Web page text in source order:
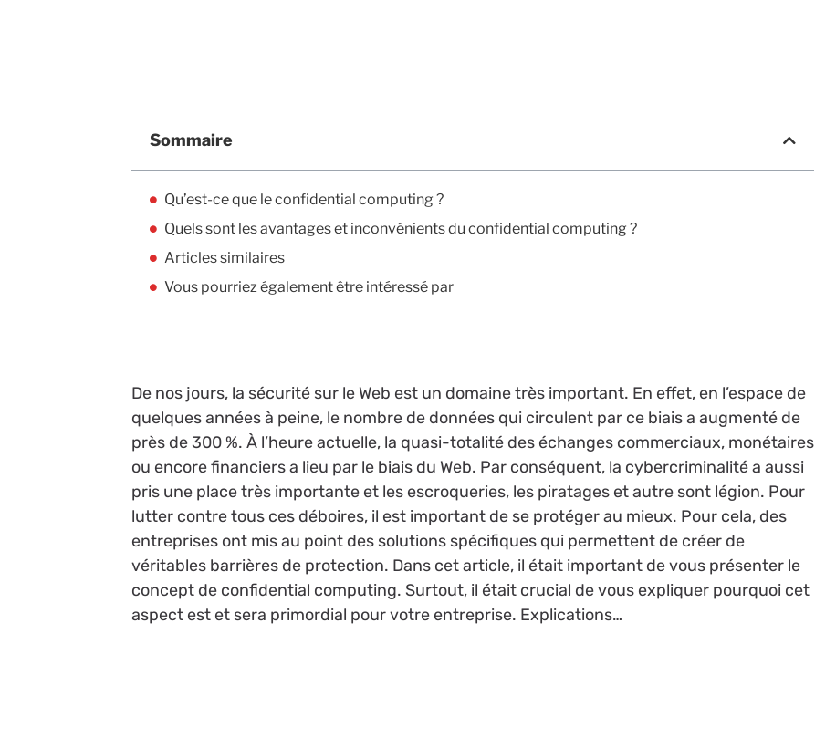
Sommaire
Qu’est-ce que le confidential computing ?
Quels sont les avantages et inconvénients du confidential computing ?
Articles similaires
Vous pourriez également être intéressé par
De nos jours, la sécurité sur le Web est un domaine très important. En effet, en l’espace de
quelques années à peine, le nombre de données qui circulent par ce biais a augmenté de
près de 300 %. À l’heure actuelle, la quasi-totalité des échanges commerciaux, monétaires
ou encore financiers a lieu par le biais du Web. Par conséquent, la cybercriminalité a aussi
pris une place très importante et les escroqueries, les piratages et autre sont légion. Pour
lutter contre tous ces déboires, il est important de se protéger au mieux. Pour cela, des
entreprises ont mis au point des solutions spécifiques qui permettent de créer de
véritables barrières de protection. Dans cet article, il était important de vous présenter le
concept de confidential computing. Surtout, il était crucial de vous expliquer pourquoi cet
aspect est et sera primordial pour votre entreprise. Explications…